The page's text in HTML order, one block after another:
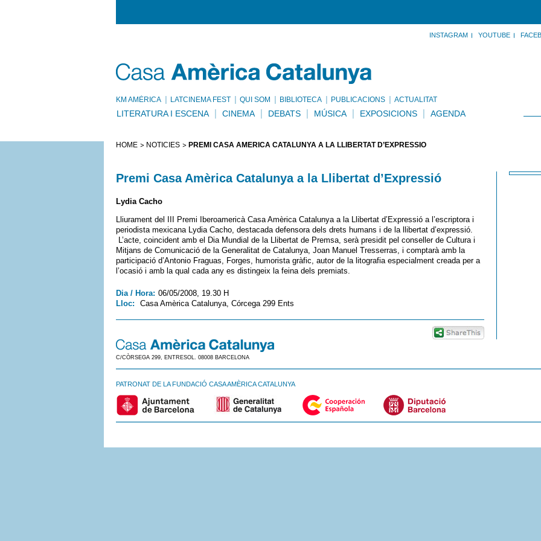
INSTAGRAM YOUTUBE
KM AMÈRICA LATCINEMA FEST QUI SOM BIBLIOTECA PUBLICACIONS ACTUALITAT
LITERATURA I ESCENA CINEMA DEBATS MÚSICA EXPOSICIONS AGENDA
HOME NOTÍCIES PREMI CASA AMÈRICA CATALUNYA A LA LLIBERTAT D’EXPRESSIÓ
Premi Casa Amèrica Catalunya a la Llibertat d’Expressió
Lydia Cacho
Lliurament del III Premi Iberoamericà Casa Amèrica Catalunya a la Llibertat d’Expressió a l’escriptora i
periodista mexicana Lydia Cacho, destacada defensora dels drets humans i de la llibertat d’expressió.
L’acte, coincident amb el Dia Mundial de la Llibertat de Premsa, serà presidit pel conseller de Cultura i
Mitjans de Comunicació de la Generalitat de Catalunya, Joan Manuel Tresserras, i comptarà amb la
participació d’Antonio Fraguas, Forges, humorista gràfic, autor de la litografia especialment creada per a
l’ocasió i amb la qual cada any es distingeix la feina dels premiats.
Dia / Hora: 06/05/2008, 19.30 H
Lloc:
Casa Amèrica Catalunya, Córcega 299 Ents
C/CÒRSEGA 299, ENTRESOL. 08008 BARCELONA
PATRONAT DE LA FUNDACIÓ CASA AMÈRICA CATALUNYA